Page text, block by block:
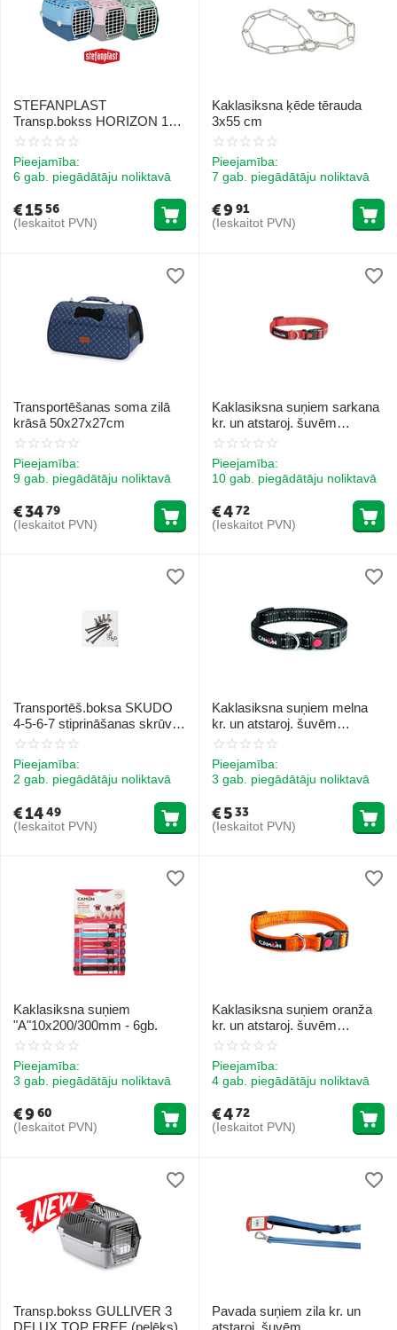
STEFANPLAST
Transp.bokss HORIZON 1
plast.durvis (roza/gaiši
Pieejamība:
6 gab. piegādātāju noliktavā
€1556
(Ieskaitot PVN)
Kaklasiksna ķēde tērauda
3x55 cm
Pieejamība:
7 gab. piegādātāju noliktavā
€991
(Ieskaitot PVN)
Transportēšanas soma zilā
krāsā 50x27x27сm
Pieejamība:
9 gab. piegādātāju noliktavā
€3479
(Ieskaitot PVN)
Kaklasiksna suņiem sarkana
kr. un atstaroj. šuvēm
20mmx33/53cm
Pieejamība:
10 gab. piegādātāju noliktavā
€472
(Ieskaitot PVN)
Transportēš.boksa SKUDO
4-5-6-7 stiprināšanas skrūvju
komplekts
Pieejamība:
2 gab. piegādātāju noliktavā
€1449
(Ieskaitot PVN)
Kaklasiksna suņiem melna
kr. un atstaroj. šuvēm
25mmx42/65cm
Pieejamība:
3 gab. piegādātāju noliktavā
€533
(Ieskaitot PVN)
Kaklasiksna suņiem
"A"10x200/300mm - 6gb.
Pieejamība:
3 gab. piegādātāju noliktavā
€960
(Ieskaitot PVN)
Kaklasiksna suņiem oranža
kr. un atstaroj. šuvēm
20mmx33/53cm
Pieejamība:
4 gab. piegādātāju noliktavā
€472
(Ieskaitot PVN)
Transp.bokss GULLIVER 3
DELUX TOP FREE (pelēks)
Pavada suņiem zila kr. un
atstaroj. šuvēm